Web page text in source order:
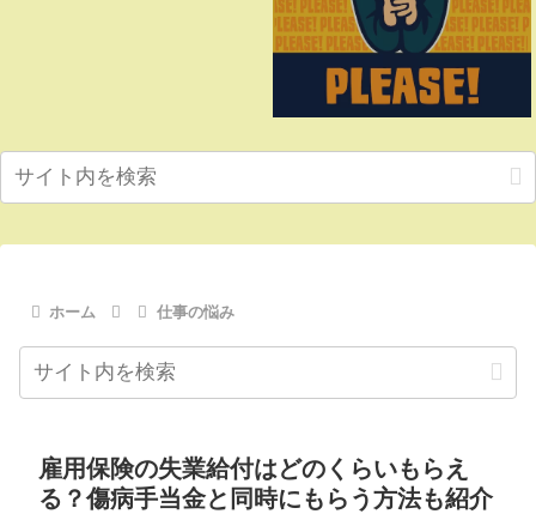
ホーム 仕事の悩み
雇用保険の失業給付はどのくらいもらえ
る？傷病手当金と同時にもらう方法も紹介